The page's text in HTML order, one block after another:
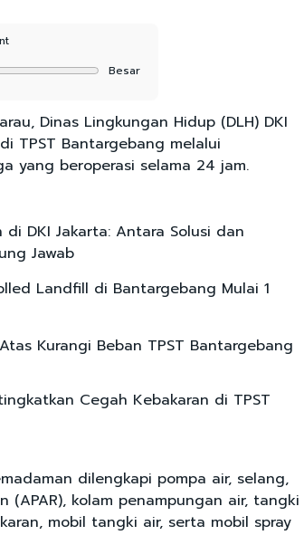
Besar
Dinas Lingkungan Hidup (DLH) DKI
TPST Bantargebang melalui
yang beroperasi selama 24 jam.
di DKI Jakarta: Antara Solusi dan
Jawab
Landfill di Bantargebang Mulai 1
Kurangi Beban TPST Bantargebang
Cegah Kebakaran di TPST
dilengkapi pompa air, selang,
(APAR), kolam penampungan air, tangki
mobil tangki air, serta mobil spray